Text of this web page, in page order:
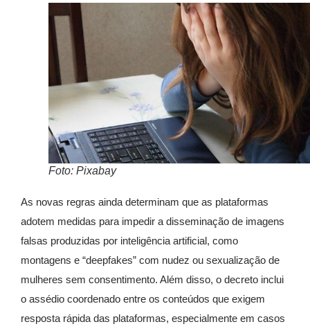
Foto: Pixabay
As novas regras ainda determinam que as plataformas
adotem medidas para impedir a disseminação de imagens
falsas produzidas por inteligência artificial, como
montagens e “deepfakes” com nudez ou sexualização de
mulheres sem consentimento. Além disso, o decreto inclui
o assédio coordenado entre os conteúdos que exigem
resposta rápida das plataformas, especialmente em casos